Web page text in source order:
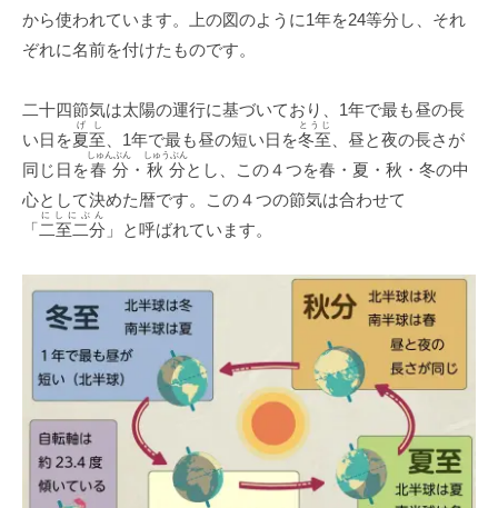
から使われています。上の図のように1年を24等分し、それ
ぞれに名前を付けたものです。
二十四節気は太陽の運行に基づいており、1年で最も昼の長
い日を夏至
げし
、1年で最も昼の短い日を冬至
とうじ
、昼と夜の長さが
同じ日を春分
しゅんぶん
・ 秋分
しゅうぶん
とし、この４つを春・夏・秋・冬の中
心として決めた暦です。この４つの節気は合わせて
「二至二分
にしにぶん
」と呼ばれています。